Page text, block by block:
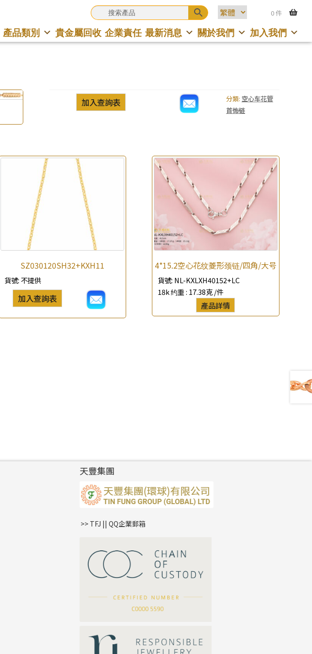
0 件
產品類別 貴金屬回收 企業責任 最新消息 關於我們 加入我們
分類: 空心车花管
首饰链
加入查詢表
SZ030120SH32+KXH11
貨號: 不提供
加入查詢表
4*15.2空心花纹菱形颈链/四角/大号
貨號: NL-KXLXH40152+LC
18k 约重 : 17.38克 /件
產品詳情
*你的名字
公司名稱
天豐集團
>> TFJ || QQ企業郵箱